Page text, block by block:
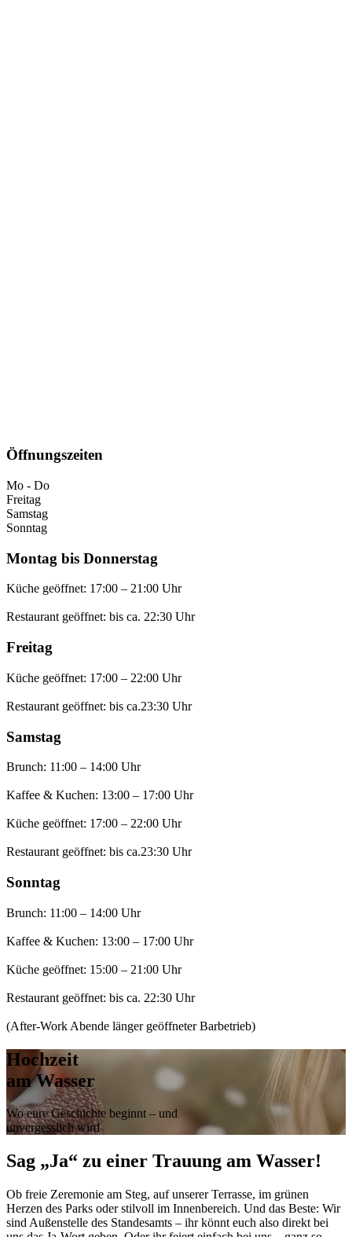
Öffnungszeiten
Mo - Do
Freitag
Samstag
Sonntag
Montag bis Donnerstag
Küche geöffnet: 17:00 – 21:00 Uhr
Restaurant geöffnet: bis ca. 22:30 Uhr
Freitag
Küche geöffnet: 17:00 – 22:00 Uhr
Restaurant geöffnet: bis ca.23:30 Uhr
Samstag
Brunch: 11:00 – 14:00 Uhr
Kaffee & Kuchen: 13:00 – 17:00 Uhr
Küche geöffnet: 17:00 – 22:00 Uhr
Restaurant geöffnet: bis ca.23:30 Uhr
Sonntag
Brunch: 11:00 – 14:00 Uhr
Kaffee & Kuchen: 13:00 – 17:00 Uhr
Küche geöffnet: 15:00 – 21:00 Uhr
Restaurant geöffnet: bis ca. 22:30 Uhr
(After-Work Abende länger geöffneter Barbetrieb)
Hochzeit
am Wasser
Wo eure Geschichte beginnt – und
unvergesslich wird
Sag „Ja“ zu einer Trauung am Wasser!
Ob freie Zeremonie am Steg, auf unserer Terrasse, im grünen
Herzen des Parks oder stilvoll im Innenbereich. Und das Beste: Wir
sind Außenstelle des Standesamts – ihr könnt euch also direkt bei